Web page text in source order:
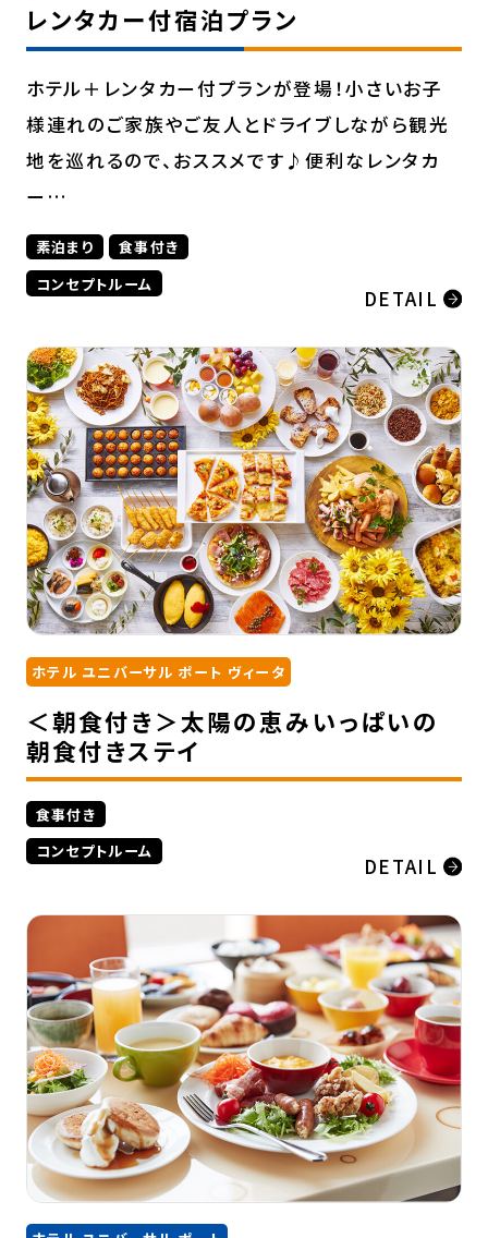
レンタカー付宿泊プラン
ホテル＋レンタカー付プランが登場！小さいお子
様連れのご家族やご友人とドライブしながら観光
地を巡れるので、おススメです♪便利なレンタカ
ー…
素泊まり
食事付き
コンセプトルーム
DETAIL
ホテル ユニバーサル ポート ヴィータ
＜朝食付き＞太陽の恵みいっぱいの
朝食付きステイ
食事付き
コンセプトルーム
DETAIL